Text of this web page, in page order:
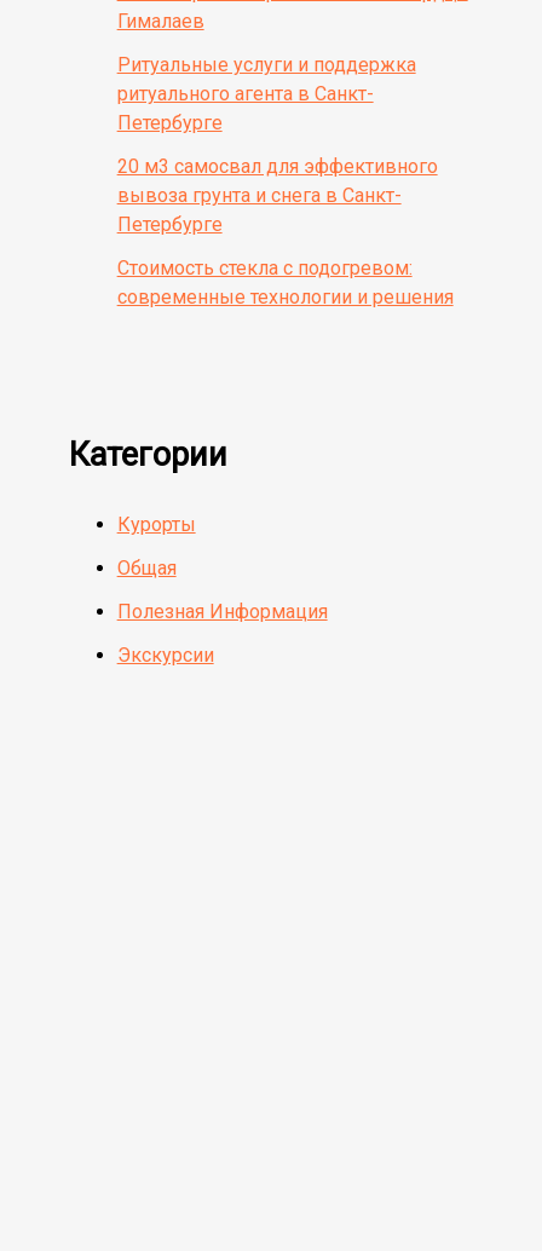
Гималаев
Ритуальные услуги и поддержка
ритуального агента в Санкт-
Петербурге
20 м3 самосвал для эффективного
вывоза грунта и снега в Санкт-
Петербурге
Стоимость стекла с подогревом:
современные технологии и решения
Категории
Курорты
Общая
Полезная Информация
Экскурсии